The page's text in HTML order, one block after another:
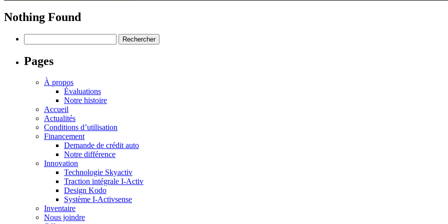
Nothing Found
Pages
À propos
Évaluations
Notre histoire
Accueil
Actualités
Conditions d’utilisation
Financement
Demande de crédit auto
Notre différence
Innovation
Technologie Skyactiv
Traction intégrale I-Activ
Design Kodo
Système I-Activsense
Inventaire
Nous joindre